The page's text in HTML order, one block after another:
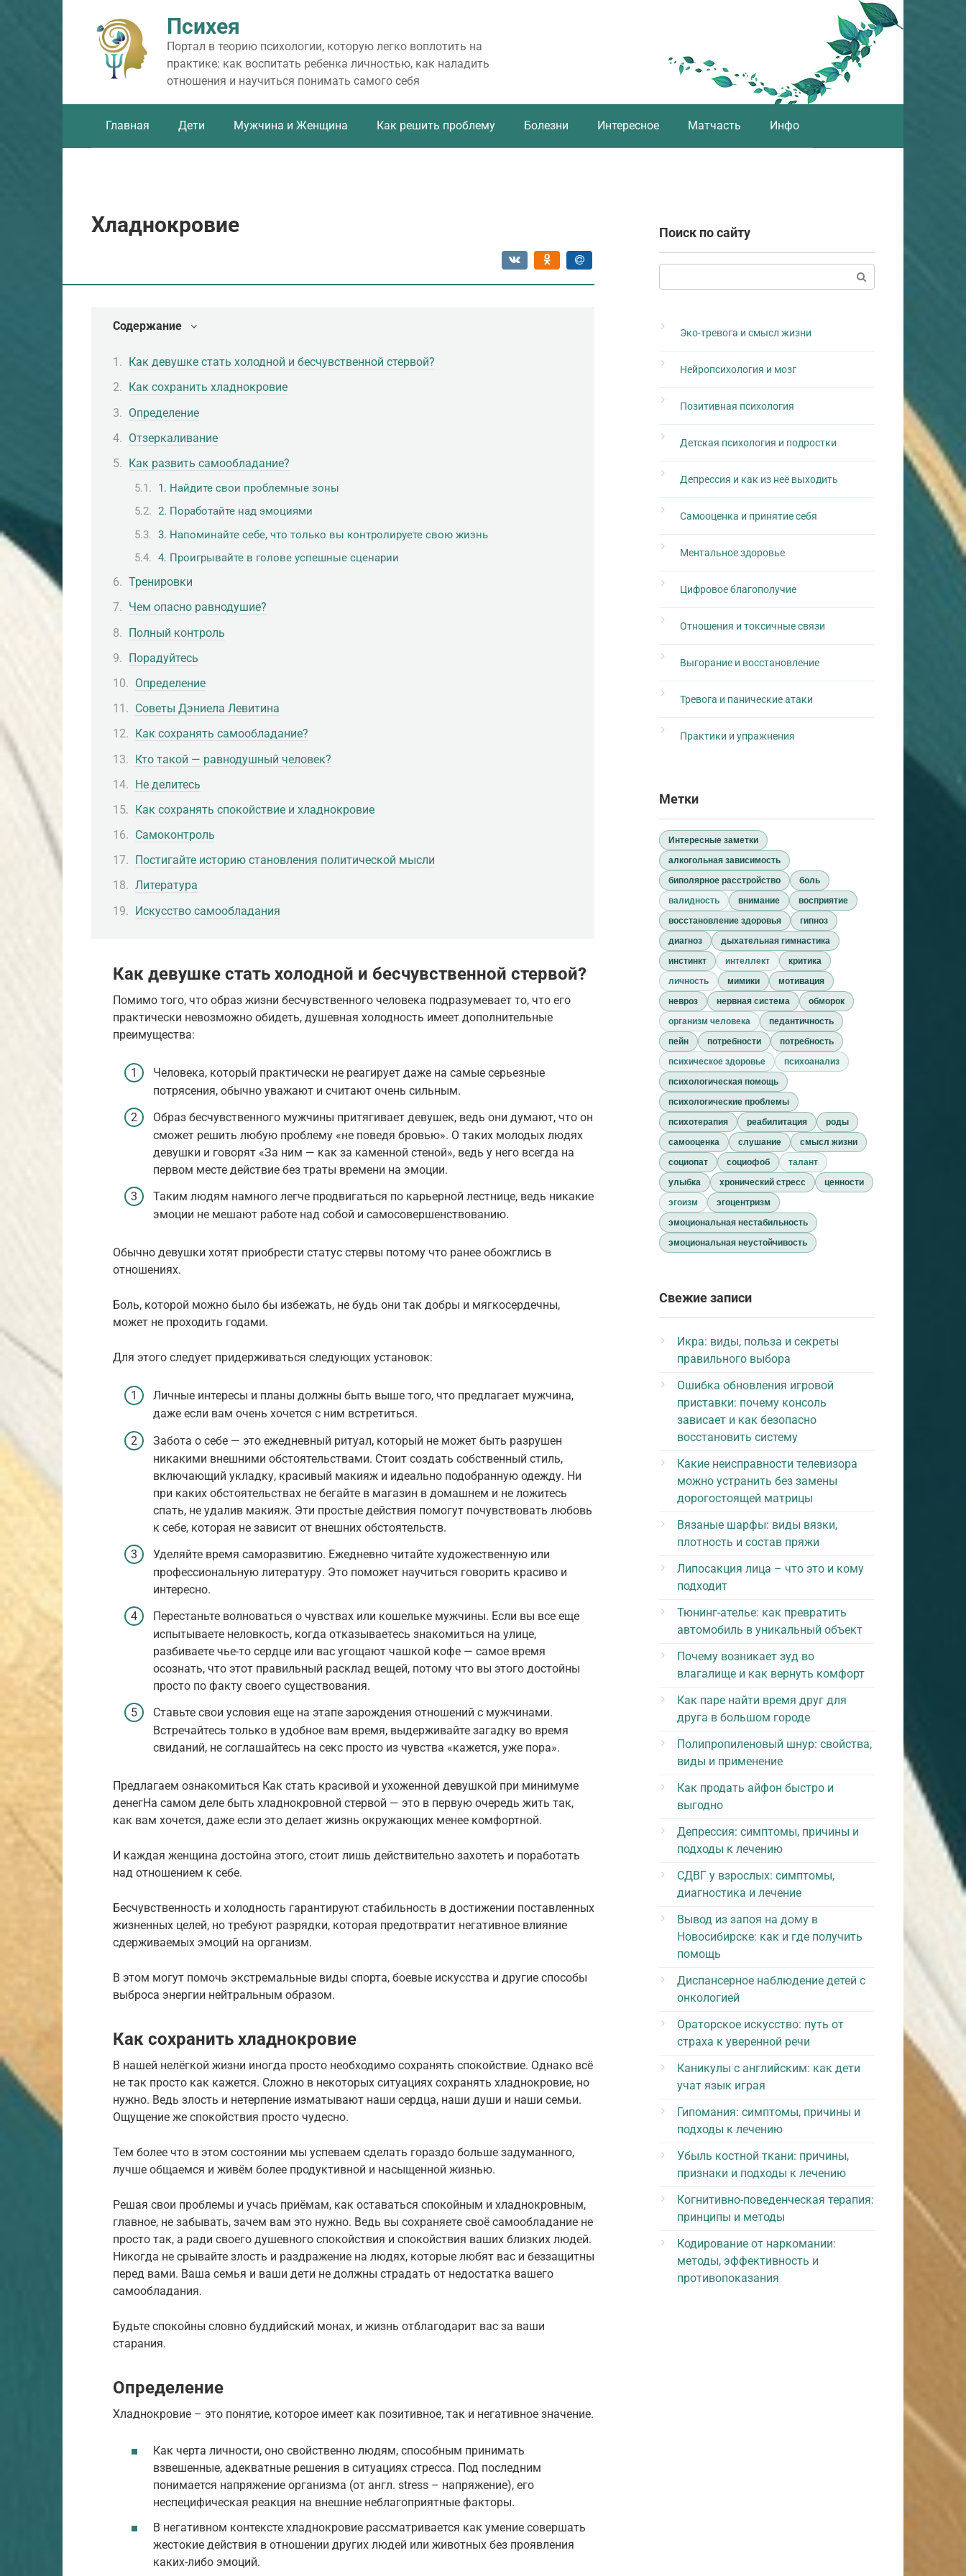
Психея
Портал в теорию психологии, которую легко воплотить на
практике: как воспитать ребенка личностью, как наладить
отношения и научиться понимать самого себя
Главная Дети Мужчина и Женщина Как решить проблему Болезни Интересное Матчасть Инфо
Хладнокровие
Содержание
Как девушке стать холодной и бесчувственной стервой?
Как сохранить хладнокровие
Определение
Отзеркаливание
Как развить самообладание?
1. Найдите свои проблемные зоны
2. Поработайте над эмоциями
3. Напоминайте себе, что только вы контролируете свою жизнь
4. Проигрывайте в голове успешные сценарии
Тренировки
Чем опасно равнодушие?
Полный контроль
Порадуйтесь
Определение
Советы Дэниела Левитина
Как сохранять самообладание?
Кто такой — равнодушный человек?
Не делитесь
Как сохранять спокойствие и хладнокровие
Самоконтроль
Постигайте историю становления политической мысли
Литература
Искусство самообладания
Как девушке стать холодной и бесчувственной стервой?
Помимо того, что образ жизни бесчувственного человека подразумевает то, что его
практически невозможно обидеть, душевная холодность имеет дополнительные
преимущества:
Человека, который практически не реагирует даже на самые серьезные
потрясения, обычно уважают и считают очень сильным.
Образ бесчувственного мужчины притягивает девушек, ведь они думают, что он
сможет решить любую проблему «не поведя бровью». О таких молодых людях
девушки и говорят «За ним — как за каменной стеной», ведь у него всегда на
первом месте действие без траты времени на эмоции.
Таким людям намного легче продвигаться по карьерной лестнице, ведь никакие
эмоции не мешают работе над собой и самосовершенствованию.
Обычно девушки хотят приобрести статус стервы потому что ранее обожглись в
отношениях.
Боль, которой можно было бы избежать, не будь они так добры и мягкосердечны,
может не проходить годами.
Для этого следует придерживаться следующих установок:
Личные интересы и планы должны быть выше того, что предлагает мужчина,
даже если вам очень хочется с ним встретиться.
Забота о себе — это ежедневный ритуал, который не может быть разрушен
никакими внешними обстоятельствами. Стоит создать собственный стиль,
включающий укладку, красивый макияж и идеально подобранную одежду. Ни
при каких обстоятельствах не бегайте в магазин в домашнем и не ложитесь
спать, не удалив макияж. Эти простые действия помогут почувствовать любовь
к себе, которая не зависит от внешних обстоятельств.
Уделяйте время саморазвитию. Ежедневно читайте художественную или
профессиональную литературу. Это поможет научиться говорить красиво и
интересно.
Перестаньте волноваться о чувствах или кошельке мужчины. Если вы все еще
испытываете неловкость, когда отказываетесь знакомиться на улице,
разбиваете чье-то сердце или вас угощают чашкой кофе — самое время
осознать, что этот правильный расклад вещей, потому что вы этого достойны
просто по факту своего существования.
Ставьте свои условия еще на этапе зарождения отношений с мужчинами.
Встречайтесь только в удобное вам время, выдерживайте загадку во время
свиданий, не соглашайтесь на секс просто из чувства «кажется, уже пора».
Предлагаем ознакомиться Как стать красивой и ухоженной девушкой при минимуме
денегНа самом деле быть хладнокровной стервой — это в первую очередь жить так,
как вам хочется, даже если это делает жизнь окружающих менее комфортной.
И каждая женщина достойна этого, стоит лишь действительно захотеть и поработать
над отношением к себе.
Бесчувственность и холодность гарантируют стабильность в достижении поставленных
жизненных целей, но требуют разрядки, которая предотвратит негативное влияние
сдерживаемых эмоций на организм.
В этом могут помочь экстремальные виды спорта, боевые искусства и другие способы
выброса энергии нейтральным образом.
Как сохранить хладнокровие
В нашей нелёгкой жизни иногда просто необходимо сохранять спокойствие. Однако всё
не так просто как кажется. Сложно в некоторых ситуациях сохранять хладнокровие, но
нужно. Ведь злость и нетерпение изматывают наши сердца, наши души и наши семьи.
Ощущение же спокойствия просто чудесно.
Тем более что в этом состоянии мы успеваем сделать гораздо больше задуманного,
лучше общаемся и живём более продуктивной и насыщенной жизнью.
Решая свои проблемы и учась приёмам, как оставаться спокойным и хладнокровным,
главное, не забывать, зачем вам это нужно. Ведь вы сохраняете своё самообладание не
просто так, а ради своего душевного спокойствия и спокойствия ваших близких людей.
Никогда не срывайте злость и раздражение на людях, которые любят вас и беззащитны
перед вами. Ваша семья и ваши дети не должны страдать от недостатка вашего
самообладания.
Будьте спокойны словно буддийский монах, и жизнь отблагодарит вас за ваши
старания.
Определение
Хладнокровие – это понятие, которое имеет как позитивное, так и негативное значение.
Как черта личности, оно свойственно людям, способным принимать
взвешенные, адекватные решения в ситуациях стресса. Под последним
понимается напряжение организма (от англ. stress – напряжение), его
неспецифическая реакция на внешние неблагоприятные факторы.
В негативном контексте хладнокровие рассматривается как умение совершать
жестокие действия в отношении других людей или животных без проявления
каких-либо эмоций.
Поиск по сайту
Эко-тревога и смысл жизни
Нейропсихология и мозг
Позитивная психология
Детская психология и подростки
Депрессия и как из неё выходить
Самооценка и принятие себя
Ментальное здоровье
Цифровое благополучие
Отношения и токсичные связи
Выгорание и восстановление
Тревога и панические атаки
Практики и упражнения
Метки
Интересные заметки
алкогольная зависимость
биполярное расстройство
боль
валидность
внимание
восприятие
восстановление здоровья
гипноз
диагноз
дыхательная гимнастика
инстинкт
интеллект
критика
личность
мимики
мотивация
невроз
нервная система
обморок
организм человека
педантичность
пейн
потребности
потребность
психическое здоровье
психоанализ
психологическая помощь
психологические проблемы
психотерапия
реабилитация
роды
самооценка
слушание
смысл жизни
социопат
социофоб
талант
улыбка
хронический стресс
ценности
эгоизм
эгоцентризм
эмоциональная нестабильность
эмоциональная неустойчивость
Свежие записи
Икра: виды, польза и секреты
правильного выбора
Ошибка обновления игровой
приставки: почему консоль
зависает и как безопасно
восстановить систему
Какие неисправности телевизора
можно устранить без замены
дорогостоящей матрицы
Вязаные шарфы: виды вязки,
плотность и состав пряжи
Липосакция лица – что это и кому
подходит
Тюнинг-ателье: как превратить
автомобиль в уникальный объект
Почему возникает зуд во
влагалище и как вернуть комфорт
Как паре найти время друг для
друга в большом городе
Полипропиленовый шнур: свойства,
виды и применение
Как продать айфон быстро и
выгодно
Депрессия: симптомы, причины и
подходы к лечению
СДВГ у взрослых: симптомы,
диагностика и лечение
Вывод из запоя на дому в
Новосибирске: как и где получить
помощь
Диспансерное наблюдение детей с
онкологией
Ораторское искусство: путь от
страха к уверенной речи
Каникулы с английским: как дети
учат язык играя
Гипомания: симптомы, причины и
подходы к лечению
Убыль костной ткани: причины,
признаки и подходы к лечению
Когнитивно-поведенческая терапия:
принципы и методы
Кодирование от наркомании:
методы, эффективность и
противопоказания